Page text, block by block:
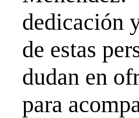
dedicación
de estas
dudan en
para